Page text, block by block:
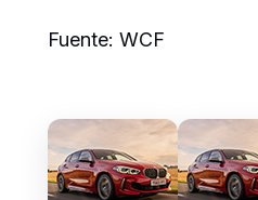
Fuente: WCF